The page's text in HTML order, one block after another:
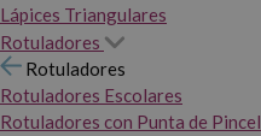
Lápices Triangulares
Rotuladores
Rotuladores
Rotuladores Escolares
Rotuladores con Punta de Pincel